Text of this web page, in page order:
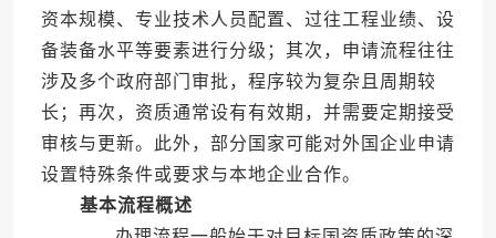
资本规模、专业技术人员配置、过往工程业绩、设
备装备水平等要素进行分级；其次，申请流程往往
涉及多个政府部门审批，程序较为复杂且周期较
长；再次，资质通常设有有效期，并需要定期接受
审核与更新。此外，部分国家可能对外国企业申请
设置特殊条件或要求与本地企业合作。
基本流程概述